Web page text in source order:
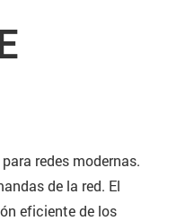
redes modernas.
de la red. El
eficiente de los